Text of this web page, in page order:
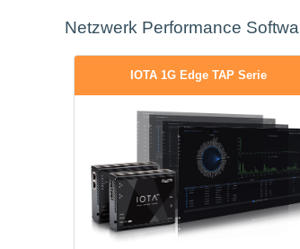
Netzwerk Performance
IOTA 1G Edge TAP Serie